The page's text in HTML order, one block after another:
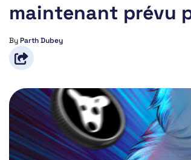
maintenant prévu
ByParth Dubey